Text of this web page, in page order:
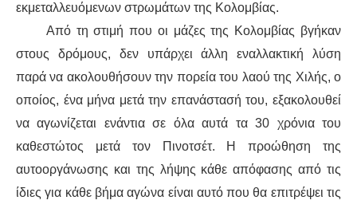
εκμεταλλευόμενων στρωμάτων της Κολομβίας.
Από τη στιμή που οι μάζες της Κολομβίας βγήκαν
στους δρόμους, δεν υπάρχει άλλη εναλλακτική λύση
παρά να ακολουθήσουν την πορεία του λαού της Χιλής, ο
οποίος, ένα μήνα μετά την επανάστασή του, εξακολουθεί
να αγωνίζεται ενάντια σε όλα αυτά τα 30 χρόνια του
καθεστώτος μετά τονΠινοτσέτ. Η προώθηση της
αυτοοργάνωσης και της λήψης κάθε απόφασηςαπό τις
ίδιες για κάθε βήμα αγώνα είναι αυτό που θα επιτρέψει τις